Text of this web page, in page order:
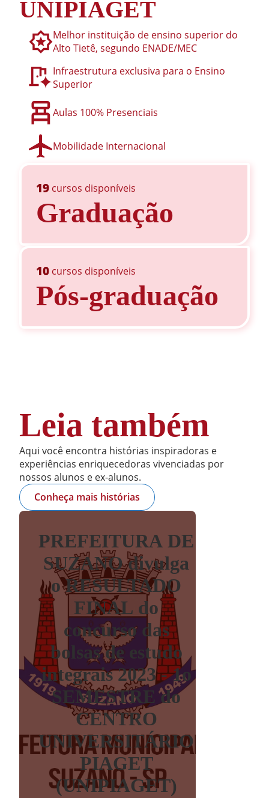
UNIPIAGET
Melhor instituição de ensino superior do
Alto Tietê, segundo ENADE/MEC
Infraestrutura exclusiva para o Ensino
Superior
Aulas 100% Presenciais
Mobilidade Internacional
19 cursos disponíveis
Graduação
10 cursos disponíveis
Pós-graduação
Leia também
Aqui você encontra histórias inspiradoras e
experiências enriquecedoras vivenciadas por
nossos alunos e ex-alunos.
Conheça mais histórias
PREFEITURA DE
SUZANO divulga
o RESULTADO
FINAL do
concurso das
bolsas de estudo
integrais 2023 - 1o
SEMESTRE do
CENTRO
UNIVERSITÁRIO
PIAGET
(UNIPIAGET)